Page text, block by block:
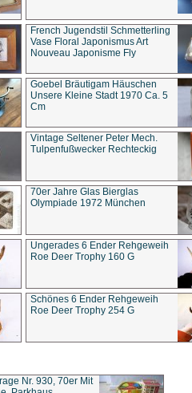
French Jugendstil Schmetterling
Vase Floral Japonismus Art
Nouveau Japonisme Fly
Goebel Bräutigam Häuschen
Unsere Kleine Stadt 1970 Ca. 5
Cm
Vintage Seltener Peter Mech.
Tulpenfußwecker Rechteckig
70er Jahre Glas Bierglas
Olympiade 1972 München
Ungerades 6 Ender Rehgeweih
Roe Deer Trophy 160 G
Schönes 6 Ender Rehgeweih
Roe Deer Trophy 254 G
Nr. 930, 70er Mit